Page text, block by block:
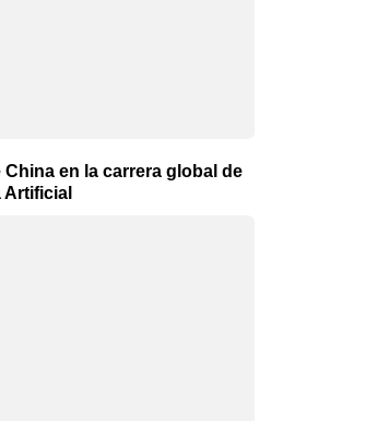
China en la carrera global de
Artificial